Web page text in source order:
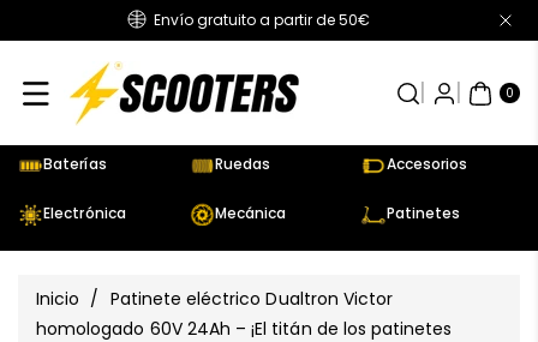
Envío gratuito a partir de 50€
0
AR
TÍC
UL
Baterías Ruedas Accesorios
Electrónica Mecánica Patinetes
Inicio / Patinete eléctrico Dualtron Victor
homologado 60V 24Ah – ¡El titán de los patinetes